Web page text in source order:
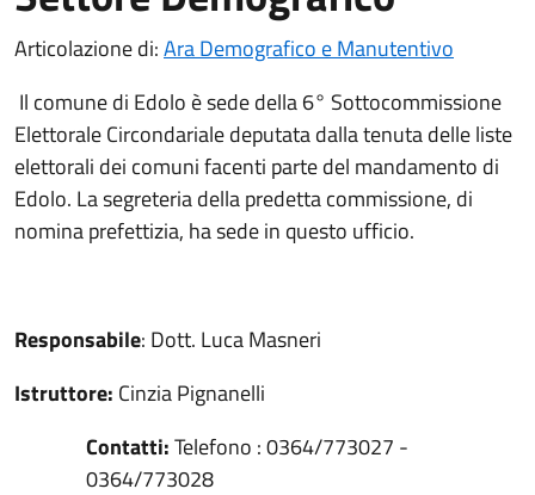
Articolazione di:Ara Demografico e Manutentivo
Il comune di Edolo è sede della 6° Sottocommissione
Elettorale Circondariale deputata dalla tenuta delle liste
elettorali dei comuni facenti parte del mandamento di
Edolo. La segreteria della predetta commissione, di
nomina prefettizia, ha sede in questo ufficio.
Responsabile: Dott. Luca Masneri
Istruttore: Cinzia Pignanelli
Contatti:Telefono : 0364/773027 -
0364/773028